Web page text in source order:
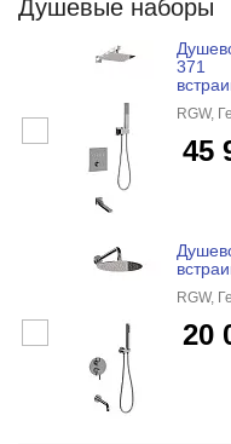
Душевые наборы
371
RGW,
45
RGW,
20